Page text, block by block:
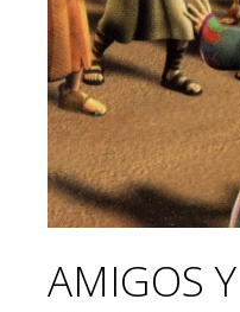
AMIGOS